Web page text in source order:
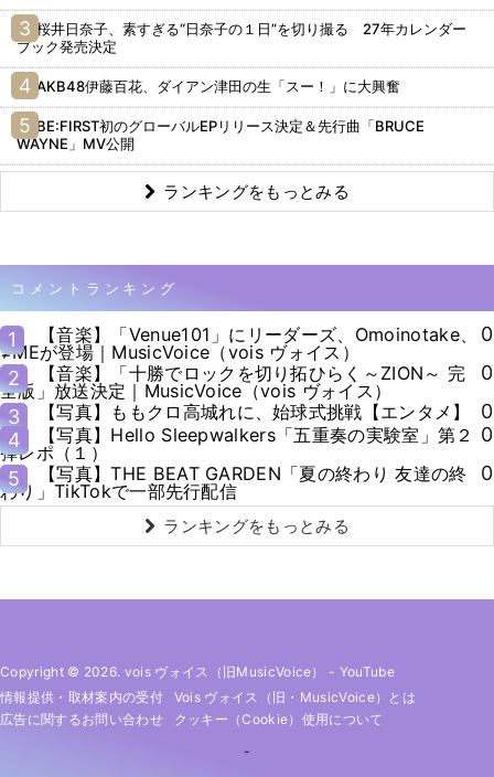
桜井日奈子、素すぎる“日奈子の１日”を切り撮る 27年カレンダー
ブック発売決定
AKB48伊藤百花、ダイアン津田の生「スー！」に大興奮
BE:FIRST初のグローバルEPリリース決定＆先行曲「BRUCE
WAYNE」MV公開
ランキングをもっとみる
コメントランキング
1
【音楽】「Venue101」にリーダーズ、Omoinotake、
≠MEが登場｜MusicVoice（vois ヴォイス）
0
2
【音楽】「十勝でロックを切り拓ひらく～ZION～ 完
全版」放送決定｜MusicVoice（vois ヴォイス）
0
3
【写真】ももクロ高城れに、始球式挑戦【エンタメ】
0
4
【写真】Hello Sleepwalkers「五重奏の実験室」第２
弾レポ（１）
0
5
【写真】THE BEAT GARDEN「夏の終わり 友達の終
わり」TikTokで一部先行配信
0
ランキングをもっとみる
Copyright © 2026. vois ヴォイス（旧MusicVoice） - YouTube
情報提供・取材案内の受付
Vois ヴォイス（旧・MusicVoice）とは
広告に関するお問い合わせ
クッキー（cookie）使用について
-